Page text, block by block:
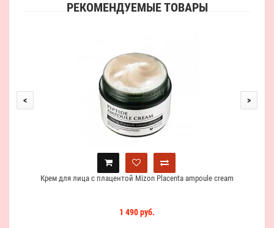
РЕКОМЕНДУЕМЫЕ ТОВАРЫ
Крем для лица с плацентой Mizon Placenta ampoule cream
1 490 руб.
< >